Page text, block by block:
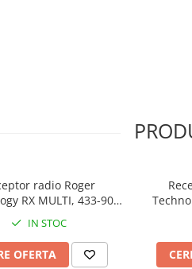
de a controla doua puncte de acces
Alege RX MULTI WiFi 433-868
433-868 MHz, cod fix si saritor | I-
radio Roger
RX MULTI, 433-900
IN STOC
OFERTA